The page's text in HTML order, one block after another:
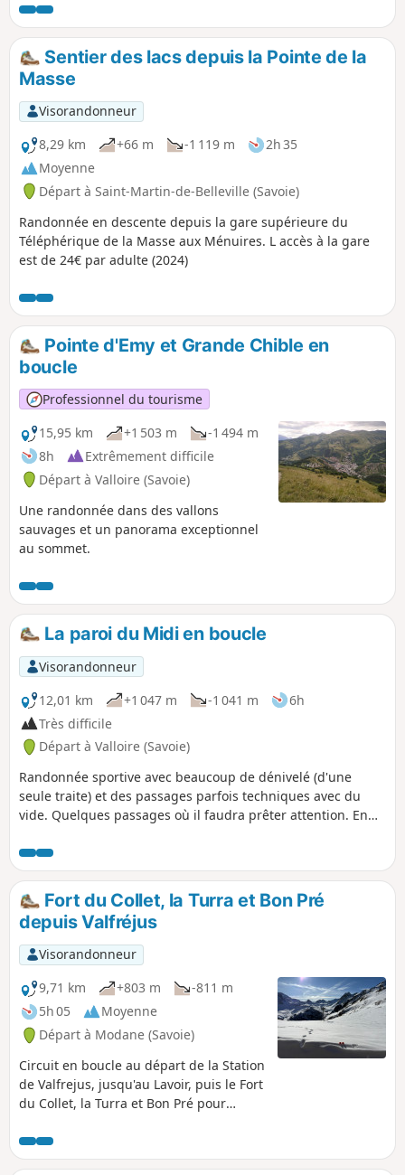
diable est cassé. Cependant, une passerelle de
remplacement a été mise en place permettant de faire le
parcours initial.
Sentier des lacs depuis la Pointe de la
Masse
Visorandonneur
8,29 km
+66 m -1 119 m
2h 35
Moyenne
Départ à Saint-Martin-de-Belleville (Savoie)
Randonnée en descente depuis la gare supérieure du
Téléphérique de la Masse aux Ménuires. L accès à la gare
est de 24€ par adulte (2024)
Pointe d'Emy et Grande Chible en
boucle
Professionnel du tourisme
15,95 km
+1 503 m
-1 494 m
8h
Extrêmement difficile
Départ à Valloire (Savoie)
Une randonnée dans des vallons
sauvages et un panorama exceptionnel
au sommet.
La paroi du Midi en boucle
Visorandonneur
12,01 km
+1 047 m -1 041 m
6h
Très difficile
Départ à Valloire (Savoie)
Randonnée sportive avec beaucoup de dénivelé (d'une
seule traite) et des passages parfois techniques avec du
vide. Quelques passages où il faudra prêter attention. En
notamment le Mont-Blanc, les Aiguilles d'Arves, le Glacier
des Écrins. Vous aurez également une certaine tranquillité
en haut des crêtes avec toujours une vue à 360°.
Fort du Collet, la Turra et Bon Pré
depuis Valfréjus
Visorandonneur
9,71 km
+803 m
-811 m
5h 05
Moyenne
Départ à Modane (Savoie)
Circuit en boucle au départ de la Station
de Valfrejus, jusqu'au Lavoir, puis le Fort
du Collet, la Turra et Bon Pré pour
circuit permet d'avoir des vues sublimes
et imprenables sur le Thabor et le